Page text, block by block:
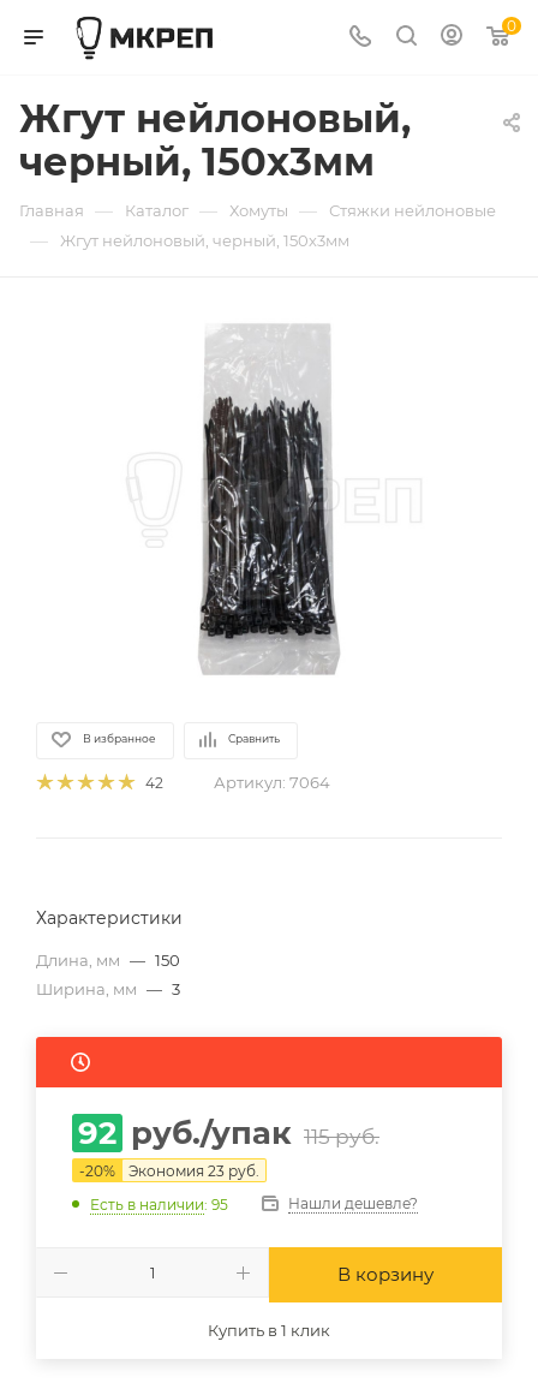
0
Жгут нейлоновый,
черный, 150х3мм
Главная — Каталог — Хомуты — Стяжки нейлоновые
— Жгут нейлоновый, черный, 150х3мм
В избранное Сравнить
42 Артикул: 7064
Характеристики
Длина, мм — 150
Ширина, мм — 3
92 руб./упак 115руб.
-20% Экономия 23 руб.
Есть в наличии: 95 Нашли дешевле?
В корзину
Купить в 1 клик